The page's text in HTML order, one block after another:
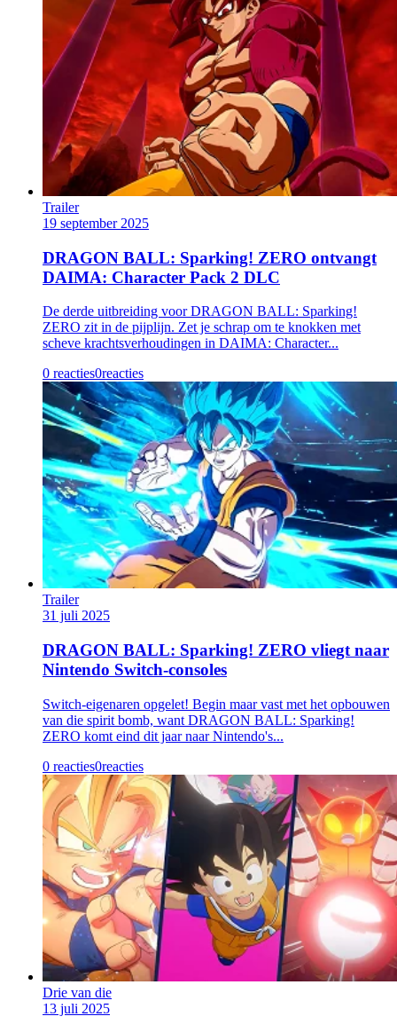
Trailer
19 september 2025
DRAGON BALL: Sparking! ZERO ontvangt
DAIMA: Character Pack 2 DLC
De derde uitbreiding voor DRAGON BALL: Sparking!
ZERO zit in de pijplijn. Zet je schrap om te knokken met
scheve krachtsverhoudingen in DAIMA: Character...
0 reacties0reacties
Trailer
31 juli 2025
DRAGON BALL: Sparking! ZERO vliegt naar
Nintendo Switch-consoles
Switch-eigenaren opgelet! Begin maar vast met het opbouwen
van die spirit bomb, want DRAGON BALL: Sparking!
ZERO komt eind dit jaar naar Nintendo's...
0 reacties0reacties
Drie van die
13 juli 2025